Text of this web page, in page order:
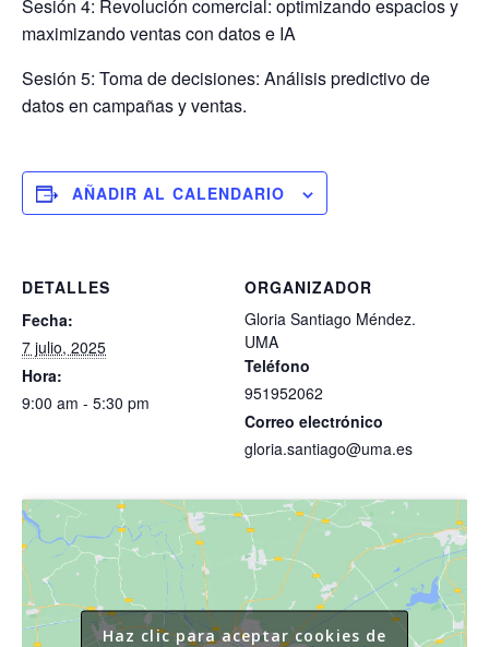
Sesión 4: Revolución comercial: optimizando espacios y
maximizando ventas con datos e IA
Sesión 5: Toma de decisiones: Análisis predictivo de
datos en campañas y ventas.
AÑADIR AL CALENDARIO
DETALLES
Fecha:
7 julio, 2025
Hora:
9:00 am - 5:30 pm
ORGANIZADOR
Gloria Santiago Méndez.
UMA
Teléfono
951952062
Correo electrónico
gloria.santiago@uma.es
Haz clic para aceptar cookies de